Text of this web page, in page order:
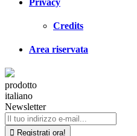
Credits
Area riservata
prodotto
italiano
Newsletter